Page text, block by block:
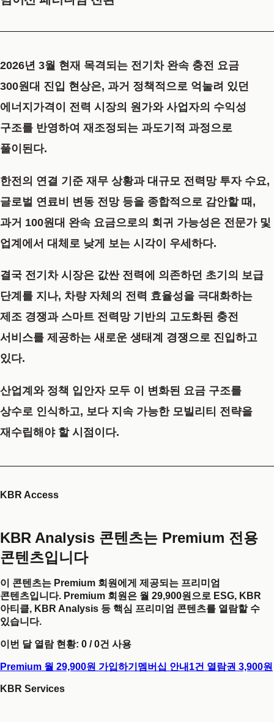
2026년 3월 현재 목격되는 전기차 완속 충전 요금
300원대 진입 현상은, 과거 정책적으로 억눌려 있던
에너지가격이 전력 시장의 원가와 사업자의 수익성
구조를 반영하여 재조정되는 과도기적 과정으로
풀이된다.
한전의 연결 기준 재무 상황과 대규모 전력망 투자 수요,
글로벌 연료비 변동 전망 등을 종합적으로 감안할 때,
과거 100원대 완속 요금으로의 회귀 가능성은 전문가 및
업계에서 대체로 낮게 보는 시각이 우세하다.
결국 전기차 시장은 값싼 전력에 의존하던 초기의 보급
단계를 지나, 차량 자체의 전력 효율성을 극대화하는
제조 경쟁과 스마트 전력망 기반의 고도화된 충전
서비스를 제공하는 새로운 생태계 경쟁으로 진입하고
있다.
산업계와 정책 입안자 모두 이 변화된 요금 구조를
상수로 인식하고, 보다 지속 가능한 모빌리티 전략을
재수립해야 할 시점이다.
KBR Access
KBR Analysis 콘텐츠는 Premium 전용
콘텐츠입니다
이 콘텐츠는 Premium 회원에게 제공되는 프리미엄
콘텐츠입니다. Premium 회원은 월 29,900원으로 ESG, KBR
아티클, KBR Analysis 등 핵심 프리미엄 콘텐츠를 열람할 수
있습니다.
이번 달 열람 현황: 0 /0건 사용
Premium 월 29,900원 가입하기 멤버십 안내 1건 열람권 3,900원
KBR Services